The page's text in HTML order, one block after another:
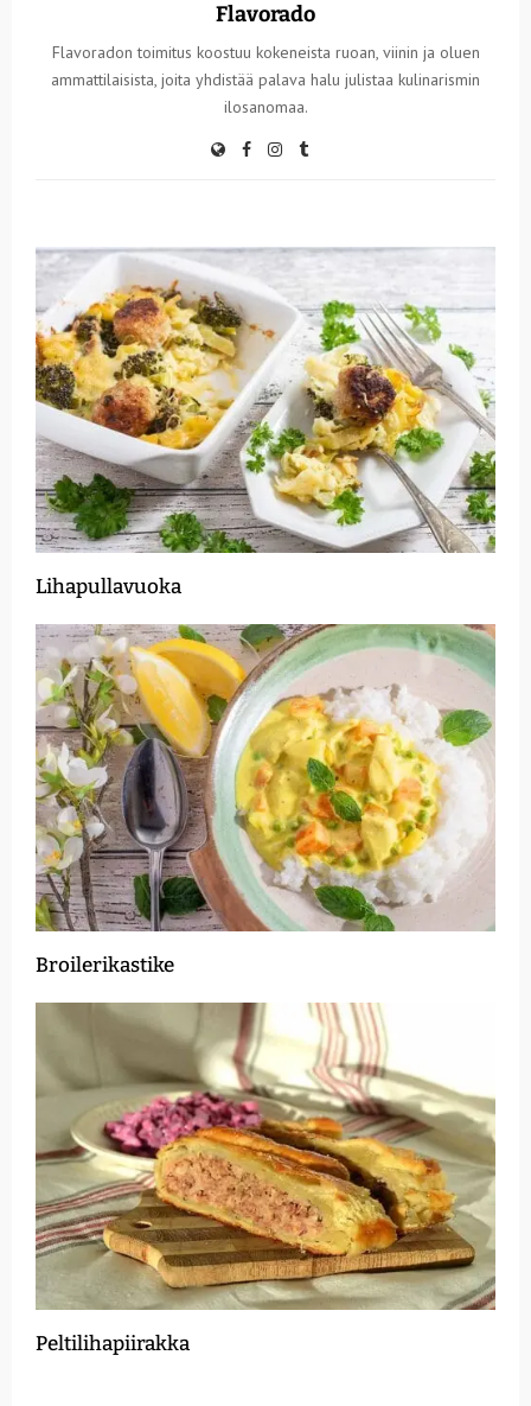
Flavorado
Flavoradon toimitus koostuu kokeneista ruoan, viinin ja oluen
ammattilaisista, joita yhdistää palava halu julistaa kulinarismin
ilosanomaa.
Lihapullavuoka
Broilerikastike
Peltilihapiirakka